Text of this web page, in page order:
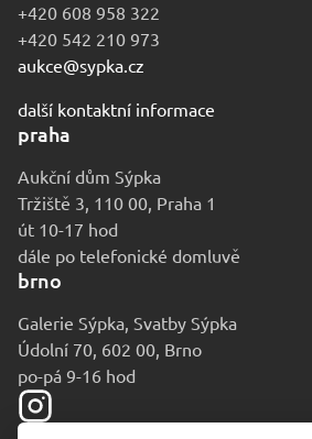
+420 608 958 322
+420 542 210 973
aukce@sypka.cz
další kontaktní informace
praha
Aukční dům Sýpka
Tržiště 3, 110 00, Praha 1
út 10-17 hod
dále po telefonické domluvě
brno
Galerie Sýpka, Svatby Sýpka
Údolní 70, 602 00, Brno
po-pá 9-16 hod